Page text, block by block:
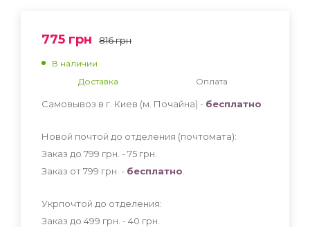
775 грн 816грн
В наличии
Доставка
Оплата
Самовывоз в г. Киев (м. Почайна) - бесплатно
Новой почтой до отделения (почтомата):
Заказ до 799 грн. - 75 грн
Заказ от 799 грн. - бесплатно
Укрпочтой до отделения:
Заказ до 499 грн. - 40 грн